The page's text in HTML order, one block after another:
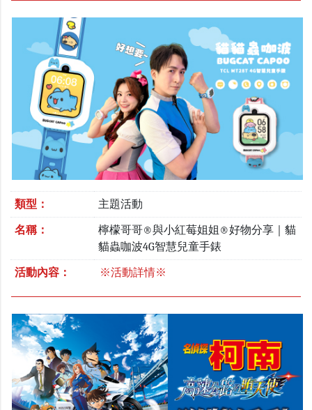
類型： 主題活動
名稱：
檸檬哥哥®與小紅莓姐姐®好物分享｜貓
貓蟲咖波4G智慧兒童手錶
活動內容： ※活動詳情※